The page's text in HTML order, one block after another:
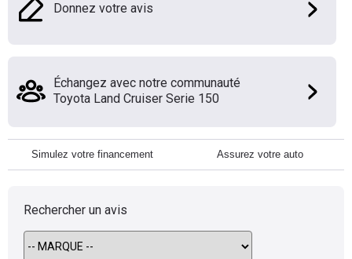
Donnez votre avis
Échangez avec notre communauté
Toyota Land Cruiser Serie 150
Simulez votre financement Assurez votre auto
Rechercher un avis